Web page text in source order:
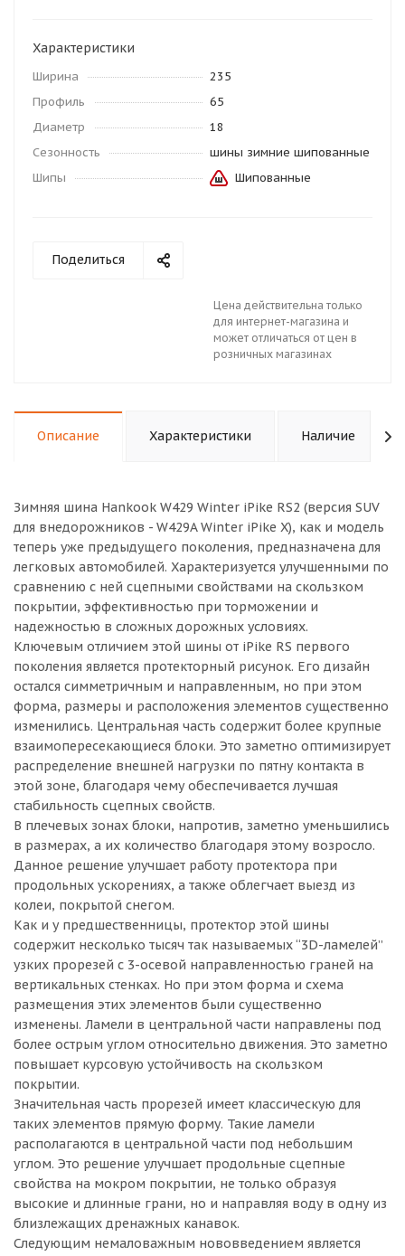
Характеристики
Ширина
235
Профиль
65
Диаметр
18
Сезонность
шины зимние шипованные
Шипы
Шипованные
Поделиться
Цена действительна только
для интернет-магазина и
может отличаться от цен в
розничных магазинах
Описание Характеристики Наличие
Зимняя шина Hankook W429 Winter iPike RS2 (версия SUV
для внедорожников - W429A Winter iPike X), как и модель
теперь уже предыдущего поколения, предназначена для
легковых автомобилей. Характеризуется улучшенными по
сравнению с ней сцепными свойствами на скользком
покрытии, эффективностью при торможении и
надежностью в сложных дорожных условиях.
Ключевым отличием этой шины от iPike RS первого
поколения является протекторный рисунок. Его дизайн
остался симметричным и направленным, но при этом
форма, размеры и расположения элементов существенно
изменились. Центральная часть содержит более крупные
взаимопересекающиеся блоки. Это заметно оптимизирует
распределение внешней нагрузки по пятну контакта в
этой зоне, благодаря чему обеспечивается лучшая
стабильность сцепных свойств.
В плечевых зонах блоки, напротив, заметно уменьшились
в размерах, а их количество благодаря этому возросло.
Данное решение улучшает работу протектора при
продольных ускорениях, а также облегчает выезд из
колеи, покрытой снегом.
Как и у предшественницы, протектор этой шины
содержит несколько тысяч так называемых “3D-ламелей”
узких прорезей с 3-осевой направленностью граней на
вертикальных стенках. Но при этом форма и схема
размещения этих элементов были существенно
изменены. Ламели в центральной части направлены под
более острым углом относительно движения. Это заметно
повышает курсовую устойчивость на скользком
покрытии.
Значительная часть прорезей имеет классическую для
таких элементов прямую форму. Такие ламели
располагаются в центральной части под небольшим
углом. Это решение улучшает продольные сцепные
свойства на мокром покрытии, не только образуя
высокие и длинные грани, но и направляя воду в одну из
близлежащих дренажных канавок.
Следующим немаловажным нововведением является